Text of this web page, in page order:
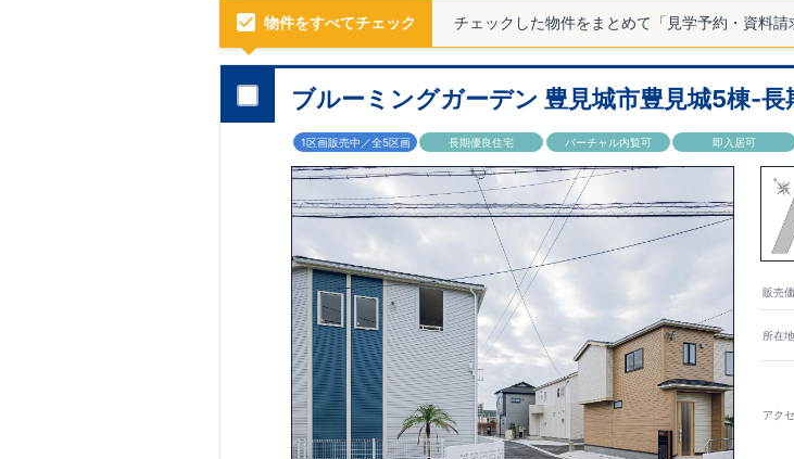
物件をすべてチェック チェックした物件をまとめて「見学予約・資料請
ブルーミングガーデン 豊見城市豊見城5棟-長
1区画販売中／全5区画 長期優良住宅 バーチャル内覧可 即入居可
販売
所在地
アク